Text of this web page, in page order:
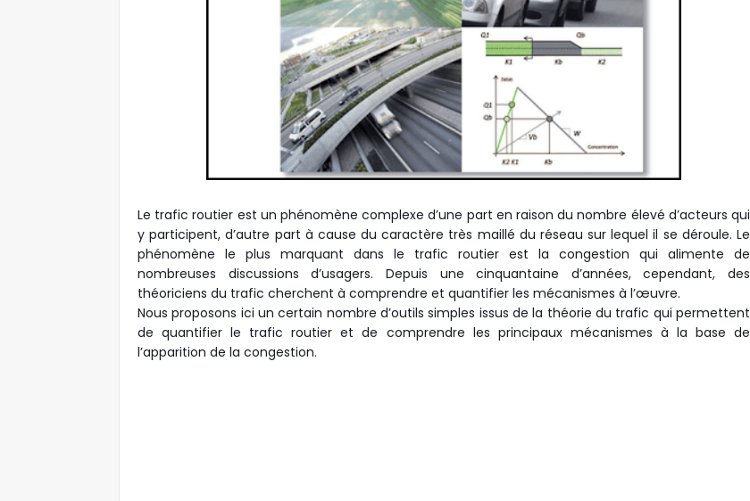
Le trafic routier est un phénomène complexe d’une part en raison du nombre élevé d’acteurs qui
y participent, d’autre part à cause du caractère très maillé du réseau sur lequel il se déroule. Le
phénomène le plus marquant dans le trafic routier est la congestion qui alimente de
nombreuses discussions d’usagers. Depuis une cinquantaine d’années, cependant, des
théoriciens du trafic cherchent à comprendre et quantifier les mécanismes à l’œuvre.
Nous proposons ici un certain nombre d’outils simples issus de la théorie du trafic qui permettent
de quantifier le trafic routier et de comprendre les principaux mécanismes à la base de
l’apparition de la congestion.